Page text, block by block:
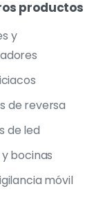
productos
y
de reversa
de led
bocinas
móvil